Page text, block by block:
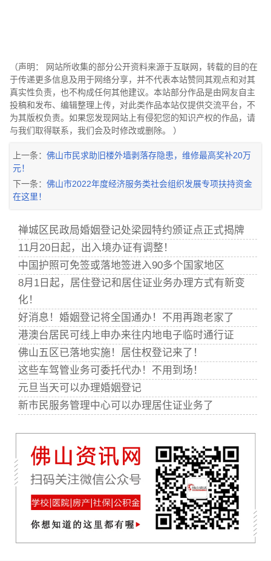
（声明： 网站所收集的部分公开资料来源于互联网，转载的目的在
于传递更多信息及用于网络分享，并不代表本站赞同其观点和对其
真实性负责，也不构成任何其他建议。本站部分作品是由网友自主
投稿和发布、编辑整理上传，对此类作品本站仅提供交流平台，不
为其版权负责。如果您发现网站上有侵犯您的知识产权的作品，请
与我们取得联系，我们会及时修改或删除。 ）
上一条： 佛山市民求助旧楼外墙剥落存隐患，维修最高奖补20万
元！
下一条： 佛山市2022年度经济服务类社会组织发展专项扶持资金
在这里！
禅城区民政局婚姻登记处梁园特约颁证点正式揭牌
11月20日起，出入境办证有调整！
中国护照可免签或落地签进入90多个国家地区
8月1日起，居住登记和居住证业务办理方式有新变
化！
好消息！婚姻登记将全国通办！不用再跑老家了
港澳台居民可线上申办来往内地电子临时通行证
佛山五区已落地实施！居住权登记来了！
这些车驾管业务可委托代办！不用到场！
元旦当天可以办理婚姻登记
新市民服务管理中心可以办理居住证业务了